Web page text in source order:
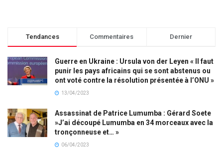
Tendances Commentaires Dernier
Guerre en Ukraine : Ursula von der Leyen « Il faut
punir les pays africains qui se sont abstenus ou
ont voté contre la résolution présentée à l’ONU »
13/04/2023
Assassinat de Patrice Lumumba : Gérard Soete
»J’ai découpé Lumumba en 34 morceaux avec la
tronçonneuse et… »
06/04/2023